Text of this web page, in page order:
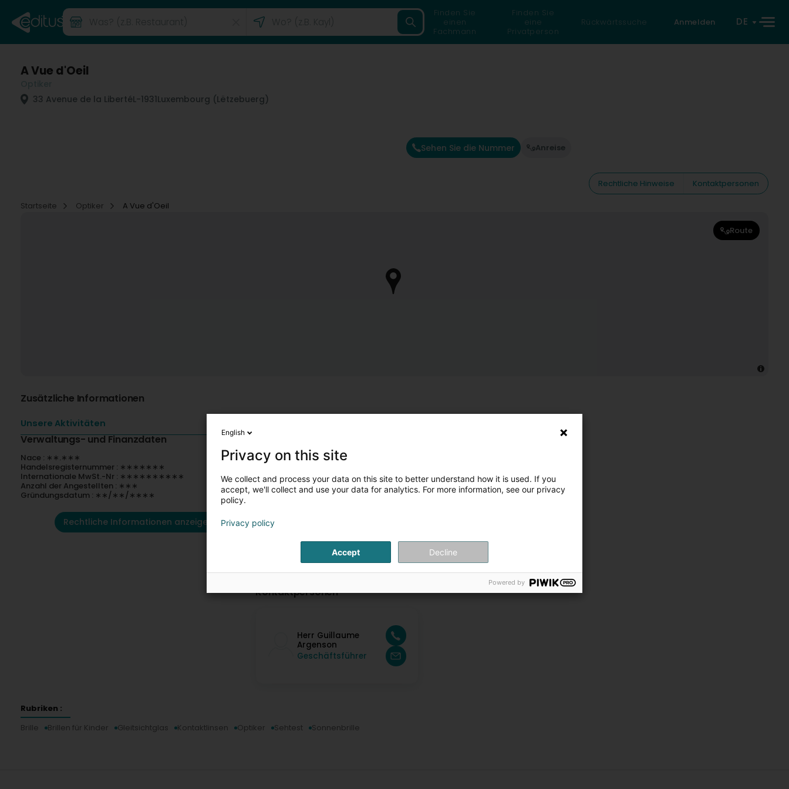
Finden Sie
einen
Fachmann
Finden Sie
eine
Privatperson
Rückwärtssuche Anmelden DE
A Vue d'Oeil
33 Avenue de la LibertéL-1931Luxembourg (Lëtzebuerg)
Sehen Sie die Nummer Anreise
Rechtliche Hinweise
Kontaktpersonen
Startseite
Optiker A Vue d'Oeil
Route
Zusätzliche Informationen
Unsere Aktivitäten
Verwaltungs- und Finanzdaten
Nace : ∗∗.∗∗∗
Handelsregisternummer : ∗∗∗∗∗∗∗
Internationale MwSt.-Nr : ∗∗∗∗∗∗∗∗∗∗
Anzahl der Angestellten : ∗∗∗
Gründungsdatum : ∗∗/∗∗/∗∗∗∗
Rechtliche Informationen anzeigen
Kontaktpersonen
Herr Guillaume
Argenson
Geschäftsführer
Rubriken :
Brille
Brillen für Kinder Gleitsichtglas Kontaktlinsen Optiker Sehtest Sonnenbrille
English
Privacy on this site
We collect and process your data on this site to better understand how it is used. If you
accept, we'll collect and use your data for analytics. For more information, see our privacy
policy.
Privacy policy
Accept Decline
Powered by